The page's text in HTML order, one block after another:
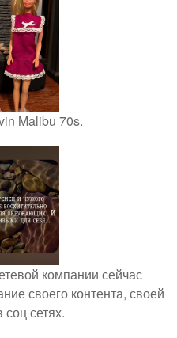
Malibu 70s.
компании сейчас
своего контента, своей
сетях.